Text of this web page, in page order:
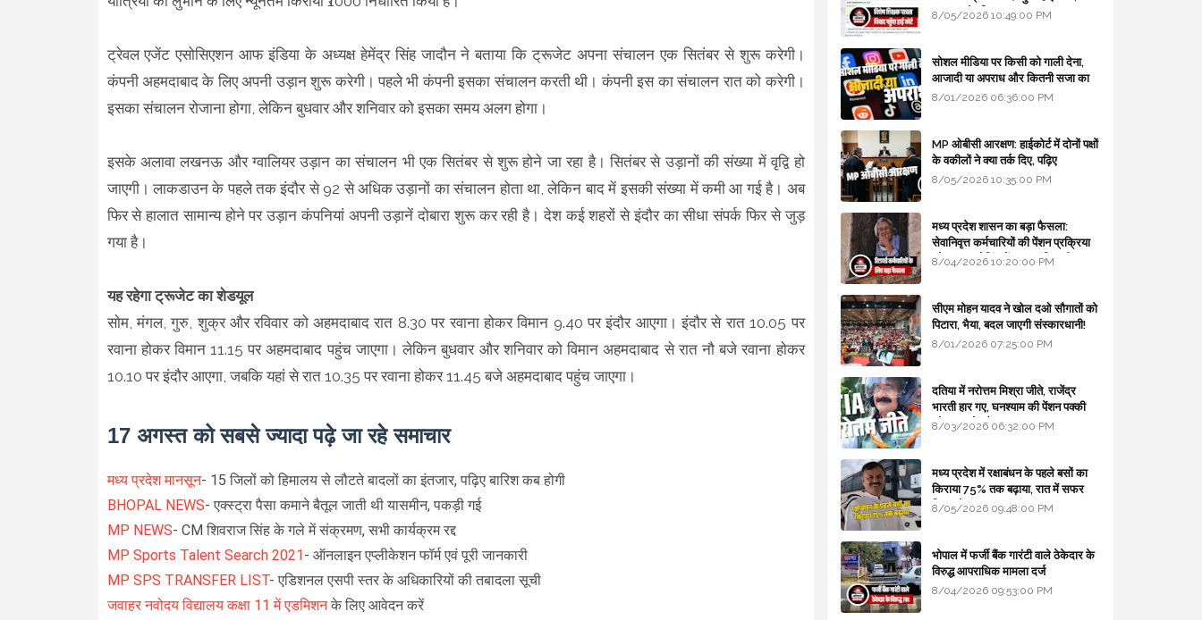
ट्रेवल एजेंट एसोसिएशन आफ इंडिया के अध्यक्ष हेमेंद्र सिंह जादौन ने बताया कि ट्रूजेट अपना संचालन एक सितंबर से शुरू करेगी।
कंपनी अहमदाबाद के लिए अपनी उड़ान शुरू करेगी। पहले भी कंपनी इसका संचालन करती थी। कंपनी इस का संचालन रात को करेगी।
इसका संचालन रोजाना होगा, लेकिन बुधवार और शनिवार को इसका समय अलग होगा।
इसके अलावा लखनऊ और ग्वालियर उड़ान का संचालन भी एक सितंबर से शुरू होने जा रहा है। सितंबर से उड़ानों की संख्या में वृद्वि हो
जाएगी। लाकडाउन के पहले तक इंदौर से 92 से अधिक उड़ानों का संचालन होता था, लेकिन बाद में इसकी संख्या में कमी आ गई है। अब
फिर से हालात सामान्य होने पर उड़ान कंपनियां अपनी उड़ानें दोबारा शुरू कर रही है। देश कई शहरों से इंदौर का सीधा संपर्क फिर से जुड़
गया है।
यह रहेगा ट्रूजेट का शेडयूल
साेम, मंगल, गुरु, शुक्र और रविवार को अहमदाबाद रात 8.30 पर रवाना होकर विमान 9.40 पर इंदौर आएगा। इंदौर से रात 10.05 पर
रवाना होकर विमान 11.15 पर अहमदाबाद पहुंच जाएगा। लेकिन बुधवार और शनिवार को विमान अहमदाबाद से रात नौ बजे रवाना होकर
10.10 पर इंदौर आएगा, जबकि यहां से रात 10.35 पर रवाना होकर 11.45 बजे अहमदाबाद पहुंच जाएगा।
17 अगस्त को सबसे ज्यादा पढ़े जा रहे समाचार
मध्य प्रदेश मानसून- 15 जिलों को हिमालय से लौटते बादलों का इंतजार, पढ़िए बारिश कब होगी
BHOPAL NEWS- एक्स्ट्रा पैसा कमाने बैतूल जाती थी यासमीन, पकड़ी गई
MP NEWS- CM शिवराज सिंह के गले में संक्रमण, सभी कार्यक्रम रद्द
MP Sports Talent Search 2021- ऑनलाइन एप्लीकेशन फॉर्म एवं पूरी जानकारी
MP SPS TRANSFER LIST- एडिशनल एसपी स्तर के अधिकारियों की तबादला सूची
जवाहर नवोदय विद्यालय कक्षा 11 में एडमिशनके लिए आवेदन करें
सरकार से माँगा जवाब
8/05/2026 10:49:00 PM
सोशल मीडिया पर किसी को गाली देना,
आजादी या अपराध और कितनी सजा का
प्रावधान - free legal advice
8/01/2026 06:36:00 PM
MP ओबीसी आरक्षण: हाईकोर्ट में दोनों पक्षों
के वकीलों ने क्या तर्क दिए, पढ़िए
8/05/2026 10:35:00 PM
मध्य प्रदेश शासन का बड़ा फैसला:
सेवानिवृत्त कर्मचारियों की पेंशन प्रक्रिया
और बजट कोडिंग में हुए क्रांतिकारी
8/04/2026 10:20:00 PM
सीएम मोहन यादव ने खोल दओ सौगातों को
पिटारा, भैया, बदल जाएगी संस्कारधानी!
8/01/2026 07:25:00 PM
दतिया में नरोत्तम मिश्रा जीते, राजेंद्र
भारती हार गए, घनश्याम की पेंशन पक्की
और आशुतोष बैक टू...
8/03/2026 06:32:00 PM
मध्य प्रदेश में रक्षाबंधन के पहले बसों का
किराया 75% तक बढ़ाया, रात में सफर
किया तो 10% एक्स्ट्रा
8/05/2026 09:48:00 PM
भोपाल में फर्जी बैंक गारंटी वाले ठेकेदार के
विरुद्ध आपराधिक मामला दर्ज
8/04/2026 09:53:00 PM